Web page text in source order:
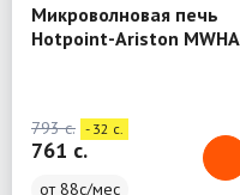
Микроволновая печь
Hotpoint-Ariston MWHA
793 c. - 32 c.
761 c.
от 88с/мес